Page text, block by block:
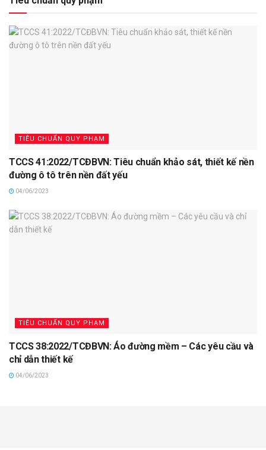
TIÊU CHUẨN QUY PHẠM
TCCS 41:2022/TCĐBVN: Tiêu chuẩn khảo sát, thiết kế nền
đường ô tô trên nền đất yếu
04/06/2023
TIÊU CHUẨN QUY PHẠM
TCCS 38:2022/TCĐBVN: Áo đường mềm – Các yêu cầu và
chỉ dẫn thiết kế
04/06/2023